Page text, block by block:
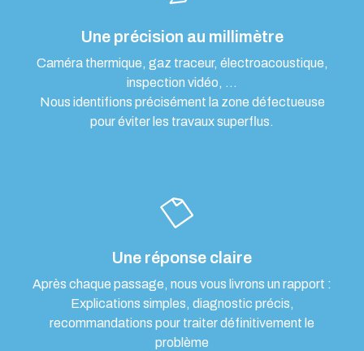
Une précision au millimètre
Caméra thermique, gaz traceur, électroacoustique,
inspection vidéo, …
Nous identifions précisément la zone défectueuse
pour éviter les travaux superflus.
Une réponse claire
Après chaque passage, nous vous livrons un rapport :
Explications simples, diagnostic précis,
recommandations pour traiter définitivement le
problème